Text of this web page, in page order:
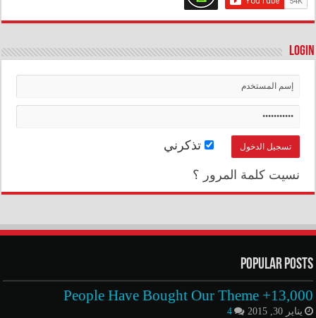
Login
تذكرني
نسيت كلمة المرور ؟
Popular Posts
13,000+ People Have Bought Our Theme
يناير 30, 2015 4